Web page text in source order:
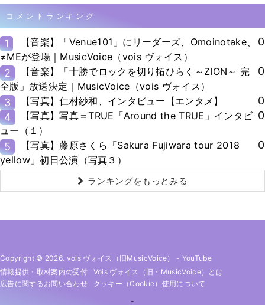
コメントランキング
1
【音楽】「Venue101」にリーダーズ、Omoinotake、
≠MEが登場｜MusicVoice（vois ヴォイス）
0
2
【音楽】「十勝でロックを切り拓ひらく～ZION～ 完
全版」放送決定｜MusicVoice（vois ヴォイス）
0
3 【写真】仁村紗和、インタビュー【エンタメ】
0
4
【写真】写真＝TRUE「Around the TRUE」インタビ
ュー（１）
0
5
【写真】藤原さくら「Sakura Fujiwara tour 2018
yellow」初日公演（写真３）
0
ランキングをもっとみる
Copyright © 2026. vois ヴォイス（旧MusicVoice） - YouTube
情報提供・取材案内の受付
Vois ヴォイス（旧・MusicVoice）とは
広告に関するお問い合わせ
クッキー（cookie）使用について
-